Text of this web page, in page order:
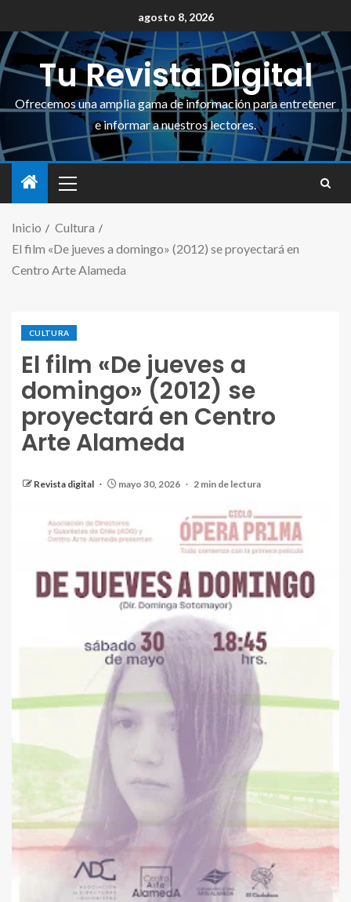
agosto 8, 2026
Tu Revista Digital
Ofrecemos una amplia gama de información para entretener
e informar a nuestros lectores.
Inicio
Cultura
El film «De jueves a domingo» (2012) se proyectará en
Centro Arte Alameda
CULTURA
El film «De jueves a
domingo» (2012) se
proyectará en Centro
Arte Alameda
Revista digital mayo 30, 2026 2 min de lectura